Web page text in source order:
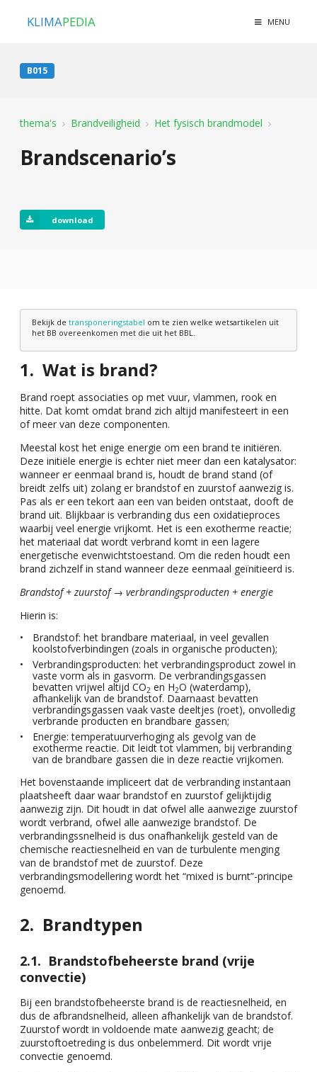
KLIMAPEDIA MENU
B015
thema's Brandveiligheid Het fysisch brandmodel
Brandscenario’s
download
Bekijk de transponeringstabel om te zien welke wetsartikelen uit
het BB overeenkomen met die uit het BBL.
Wat is brand?
Brand roept associaties op met vuur, vlammen, rook en
hitte. Dat komt omdat brand zich altijd manifesteert in een
of meer van deze componenten.
Meestal kost het enige energie om een brand te initiëren.
Deze initiële energie is echter niet meer dan een katalysator:
wanneer er eenmaal brand is, houdt de brand stand (of
breidt zelfs uit) zolang er brandstof en zuurstof aanwezig is.
Pas als er een tekort aan een van beiden ontstaat, dooft de
brand uit. Blijkbaar is verbranding dus een oxidatieproces
waarbij veel energie vrijkomt. Het is een exotherme reactie;
het materiaal dat wordt verbrand komt in een lagere
energetische evenwichtstoestand. Om die reden houdt een
brand zichzelf in stand wanneer deze eenmaal geïnitieerd is.
Brandstof + zuurstof → verbrandingsproducten + energie
Hierin is:
Brandstof: het brandbare materiaal, in veel gevallen
koolstofverbindingen (zoals in organische producten);
Verbrandingsproducten: het verbrandingsproduct zowel in
vaste vorm als in gasvorm. De verbrandingsgassen
bevatten vrijwel altijd CO2 en H2O (waterdamp),
afhankelijk van de brandstof. Daarnaast bevatten
verbrandingsgassen vaak vaste deeltjes (roet), onvolledig
verbrande producten en brandbare gassen;
Energie: temperatuurverhoging als gevolg van de
exotherme reactie. Dit leidt tot vlammen, bij verbranding
van de brandbare gassen die in deze reactie vrijkomen.
Het bovenstaande impliceert dat de verbranding instantaan
plaatsheeft daar waar brandstof en zuurstof gelijktijdig
aanwezig zijn. Dit houdt in dat ofwel alle aanwezige zuurstof
wordt verbrand, ofwel alle aanwezige brandstof. De
verbrandingssnelheid is dus onafhankelijk gesteld van de
chemische reactiesnelheid en van de turbulente menging
van de brandstof met de zuurstof. Deze
verbrandingsmodellering wordt het “mixed is burnt”-principe
genoemd.
Brandtypen
Brandstofbeheerste brand (vrije
convectie)
Bij een brandstofbeheerste brand is de reactiesnelheid, en
dus de afbrandsnelheid, alleen afhankelijk van de brandstof.
Zuurstof wordt in voldoende mate aanwezig geacht; de
zuurstoftoetreding is dus onbelemmerd. Dit wordt vrije
convectie genoemd.